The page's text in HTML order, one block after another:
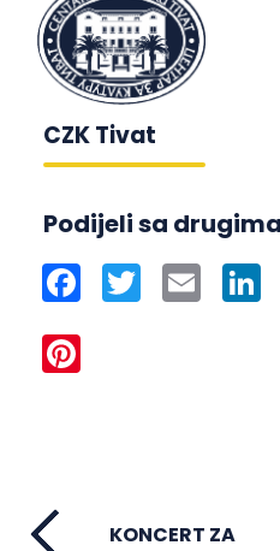
CZK Tivat
Podijeli sa drugima
Facebook
Twitter Email
KONCERT ZA